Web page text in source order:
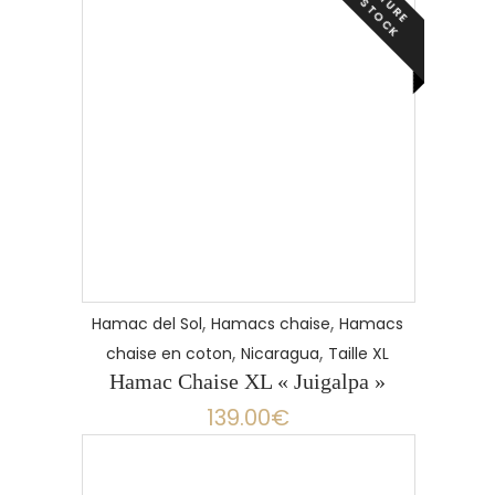
Hamac del Sol, Hamacs chaise, Hamacs
chaise en coton, Nicaragua, Taille XL
Hamac Chaise XL « Juigalpa »
139.00€